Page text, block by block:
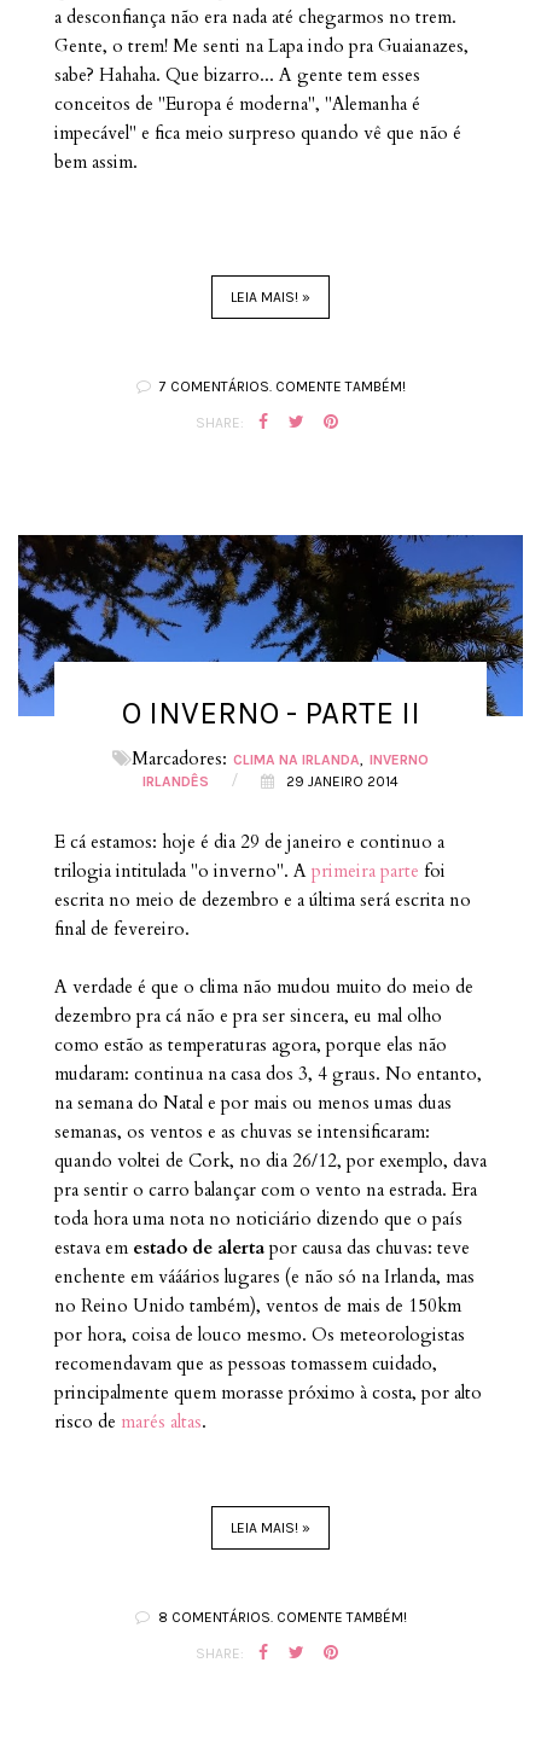
a desconfiança não era nada até chegarmos no trem.
Gente, o trem! Me senti na Lapa indo pra Guaianazes,
sabe? Hahaha. Que bizarro... A gente tem esses
conceitos de "Europa é moderna", "Alemanha é
impecável" e fica meio surpreso quando vê que não é
bem assim.
LEIA MAIS! »
7 COMENTÁRIOS. COMENTE TAMBÉM!
SHARE:
O INVERNO - PARTE II
Marcadores: CLIMA NA IRLANDA
INVERNO
IRLANDÊS
/ 29 JANEIRO 2014
E cá estamos: hoje é dia 29 de janeiro e continuo a
trilogia intitulada "o inverno". A primeira parte foi
escrita no meio de dezembro e a última será escrita no
final de fevereiro.
A verdade é que o clima não mudou muito do meio de
dezembro pra cá não e pra ser sincera, eu mal olho
como estão as temperaturas agora, porque elas não
mudaram: continua na casa dos 3, 4 graus. No entanto,
na semana do Natal e por mais ou menos umas duas
semanas, os ventos e as chuvas se intensificaram:
quando voltei de Cork, no dia 26/12, por exemplo, dava
pra sentir o carro balançar com o vento na estrada. Era
toda hora uma nota no noticiário dizendo que o país
estava em estado de alerta por causa das chuvas: teve
enchente em vááários lugares (e não só na Irlanda, mas
no Reino Unido também), ventos de mais de 150km
por hora, coisa de louco mesmo. Os meteorologistas
recomendavam que as pessoas tomassem cuidado,
principalmente quem morasse próximo à costa, por alto
risco de marés altas.
LEIA MAIS! »
8 COMENTÁRIOS. COMENTE TAMBÉM!
SHARE: